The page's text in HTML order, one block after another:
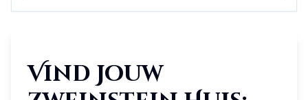
Vind Jouw